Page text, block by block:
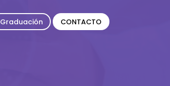
Graduación CONTACTO